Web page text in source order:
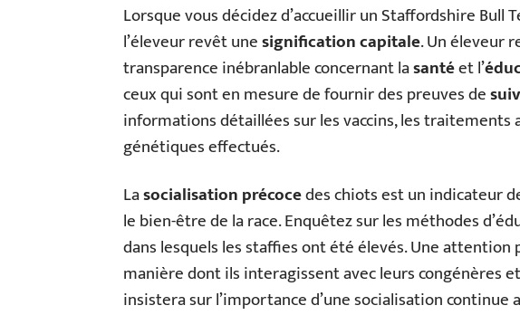
Lorsque vous décidez d’accueillir un Staffordshire Bull
l’éleveur revêt unesignification capitale. Un éleveur
transparence inébranlable concernant lasantéet l’
ceux qui sont en mesure de fournir des preuves de
informations détaillées sur les vaccins, les
génétiques effectués.
Lasocialisation précocedes chiots est un indicateur
le bien-être de la race. Enquêtez sur les méthodes
dans lesquels les staffies ont été élevés. Une
manière dont ils interagissent avec leurs congénères
insistera sur l’importance d’une socialisation continue